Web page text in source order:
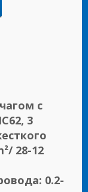
просто
эффективным.
с
3
28-12
0.2-